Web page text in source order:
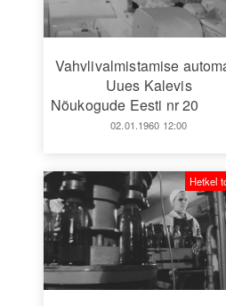
Vahvlivalmistamise
Uues Kalevis
Nõukogude Eesti nr 20
02.01.1960 12:00
Hetkel